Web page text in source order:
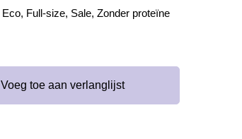
Eco, Full-size, Sale, Zonder proteïne
Voeg toe aan verlanglijst